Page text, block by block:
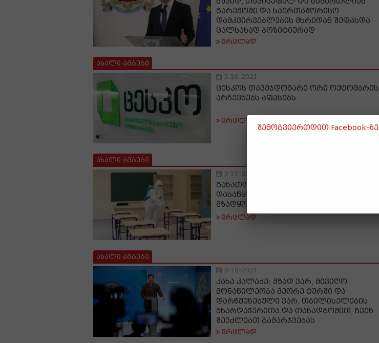
გარემოში და საერთაშორისო
დამკვირვებლების მხრიდან შეფასდა
ცალსახად პოზიტიურად
ვრცლად
ახალი ამბები
3-10-2021
ცესკოს თავმჯდომარე ორი ოქტომბრის
არჩევნებს აფასებს
ვრცლად
ახალი ამბები
3-10-2021
განათლების სამინისტრო: სწავლის
დასაწყებად ყველა სკოლა სრულ
მზადყოფნაშია
ვრცლად
ახალი ამბები
3-10-2021
კახა კალაძე: მზად ვარ, მივიღო
მონაწილეობა მეორე ტურში და
დარწმუნებული ვარ, თბილისელების
მხარდაჭერითა და თანადგომით, ჩვენ
შევძლებთ გამარჯვებას
ვრცლად
შემოგვიერთდით Facebook-ზე